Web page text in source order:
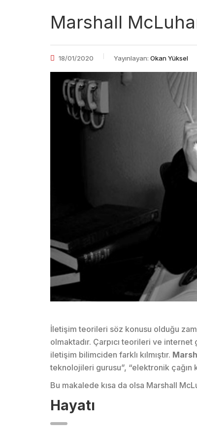
Marshall
18/01/2020 Yayınlayan: Okan Yüksel
İletişim teorileri söz konusu olduğu
olmaktadır. Çarpıcı teorileri ve
iletişim bilimciden farklı kılmıştır.
teknolojileri gurusu”, “elektronik çağın
Bu makalede kısa da olsa Marshall
Hayatı